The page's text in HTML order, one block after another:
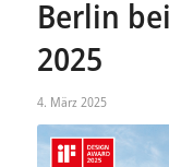
Berlin
2025
4. März 2025